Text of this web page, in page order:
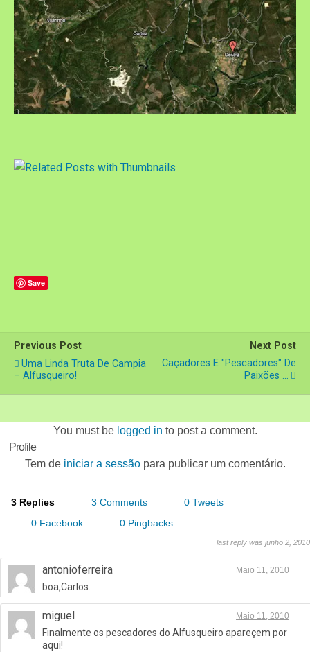
Save
Previous Post
Uma Linda Truta De Campia
– Alfusqueiro!
Next Post
Caçadores E "pescadores" De
Paixões ...
You must be logged in to post a comment.
Profile
Tem de iniciar a sessãopara publicar um comentário.
3 Replies 3 Comments
0 Tweets
0 Facebook
0 Pingbacks
last reply was junho 2, 2010
antonioferreira Maio 11, 2010
boa,Carlos.
miguel Maio 11, 2010
Finalmente os pescadores do Alfusqueiro apareçem por
aqui!